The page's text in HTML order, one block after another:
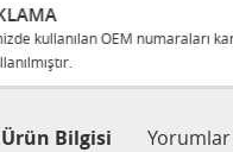
kullanılan OEM numaraları
Ürün Bilgisi Yorumlar